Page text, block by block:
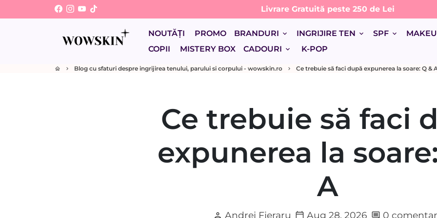
la
Livrare Gratuită peste 250 de Lei
NOUTĂȚI PROMO BRANDURI keyboard_arrow_down INGRIJIRE TEN keyboard_arrow_down SPF keyboard_arrow_down
COPII MISTERY BOX CADOURI keyboard_arrow_down K-POP
home keyboard_arrow_right Blog cu sfaturi despre ingrijirea tenului, parului si corpului - wowskin.ro keyboard_arrow_right Ce trebuie să faci după expunerea la soare: Q &
Ce trebuie să faci
expunerea la
A
person Andrei Fieraru calendar_today Aug 28, 2026 comment 0